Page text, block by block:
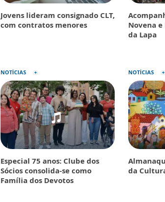
Jovens lideram consignado CLT,
com contratos menores
Novena e
da Lapa
NOTÍCIAS
Especial 75 anos: Clube dos
Sócios consolida-se como
Família dos Devotos
NOTÍCIAS
da